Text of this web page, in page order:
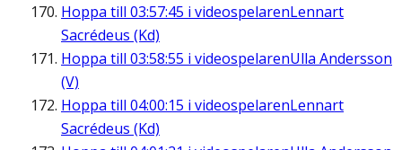
Hoppa till 03:57:45 i videospelarenLennart
Sacrédeus (Kd)
Hoppa till 03:58:55 i videospelarenUlla Andersson
(V)
Hoppa till 04:00:15 i videospelarenLennart
Sacrédeus (Kd)